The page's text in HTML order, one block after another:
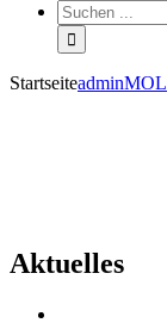
StartseiteadminMOL
Aktuelles